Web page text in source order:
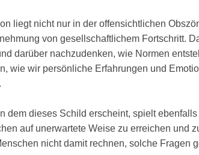
liegt nicht nur in der offensichtlichen
von gesellschaftlichem Fortschritt.
darüber nachzudenken, wie Normen
wie wir persönliche Erfahrungen und
dem dieses Schild erscheint, spielt
auf unerwartete Weise zu erreichen und
nicht damit rechnen, solche Fragen